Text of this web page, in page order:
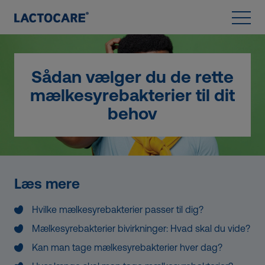
Sådan vælger du de rette
mælkesyrebakterier til dit
behov
Læs mere
Hvilke mælkesyrebakterier passer til dig?
Mælkesyrebakterier bivirkninger: Hvad skal du vide?
Kan man tage mælkesyrebakterier hver dag?